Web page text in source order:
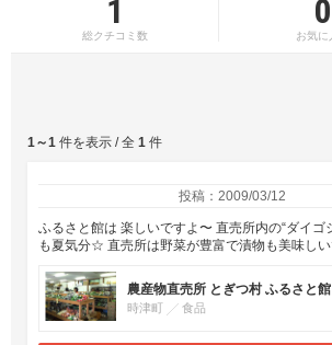
1
総クチコミ数
0
お気に
1～1 件を表示 / 全 1 件
投稿：2009/03/12
ふるさと館は 楽しいですよ〜 直売所内の“ダイ
も夏気分☆ 直売所は野菜が豊富で漬物も美味し
農産物直売所 とぎつ村 ふるさと館
時津町 食品